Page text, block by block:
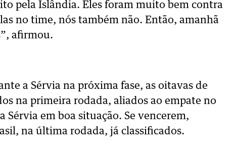
pela Islândia. Eles foram muito bem contra
no time, nós também não. Então, amanhã
afirmou.
a Sérvia na próxima fase, as oitavas de
na primeira rodada, aliados ao empate no
em boa situação. Se vencerem,
na última rodada, já classificados.